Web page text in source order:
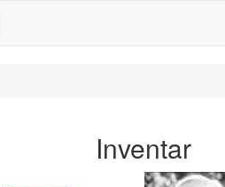
Inventar